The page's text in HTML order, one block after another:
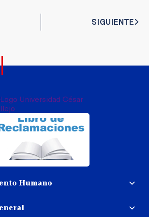
SIGUIENTE
Humano